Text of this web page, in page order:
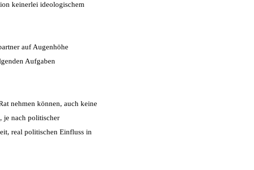
keinerlei ideologischem
auf Augenhöhe
Aufgaben
nehmen können, auch keine
je nach politischer
real politischen Einfluss in